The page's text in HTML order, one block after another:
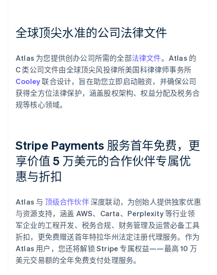
全球顶尖水准的公司法律文件
Atlas 为您提供创办公司所需的全部法律文件。Atlas 的
C 类公司文件由全球顶尖风投律所美国科律律师事务所
Cooley联合设计，旨在助您立即启动融资，并确保公司
获得全方位法律保护，涵盖股权架构、权益分配及税务合
规等核心领域。
Stripe Payments 服务首年免费，更
享价值 5 万美元的合作伙伴专属优
惠与折扣
Atlas 与 顶级合作伙伴深度联动，为创始人提供独家优惠
与资源支持，涵盖 AWS、Carta、Perplexity 等行业领
军企业的工程开发、税务合规、财务管理及运营必备工具
折扣，更免费赠送首年特拉华州法定注册代理服务。作为
Atlas 用户，您还将解锁 Stripe 专属权益——最高 10 万
美元交易额的全年免费支付处理服务。
爱尔兰
English
爱沙尼亚
English
奥地利
Deutsch English
澳大利亚